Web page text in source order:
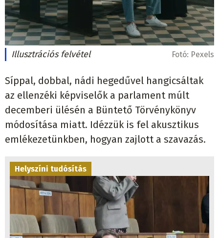
Illusztrációs felvétel Fotó: Pexels
Síppal, dobbal, nádi hegedűvel hangicsáltak
az ellenzéki képviselők a parlament múlt
decemberi ülésén a Büntető Törvénykönyv
módosítása miatt. Idézzük is fel akusztikus
emlékezetünkben, hogyan zajlott a szavazás.
Helyszíni tudósítás